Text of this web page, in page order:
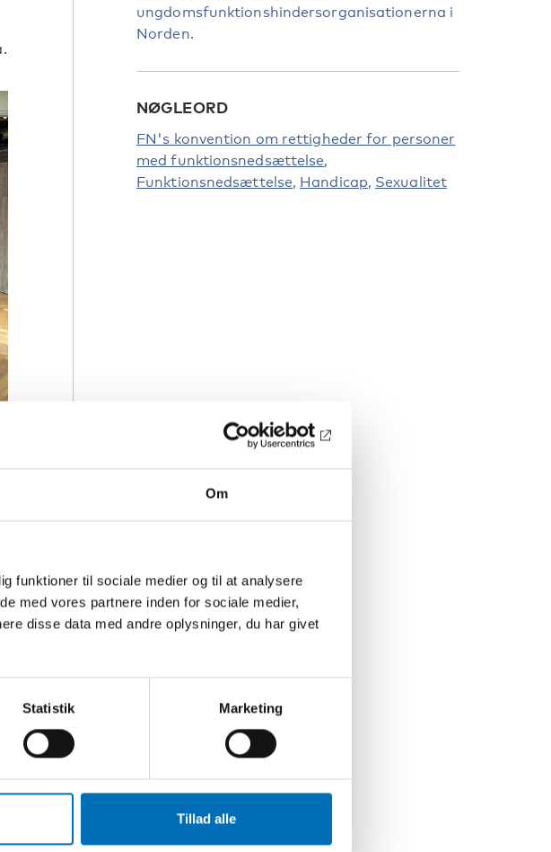
Om
funktioner til sociale medier og til at analysere
med vores partnere inden for sociale medier,
disse data med andre oplysninger, du har givet
Statistik Marketing
Tillad alle
ungdomsfunktionshindersorganisationerna i
Norden.
NØGLEORD
FN's konvention om rettigheder for personer
med funktionsnedsættelse
Funktionsnedsættelse Handicap Sexualitet